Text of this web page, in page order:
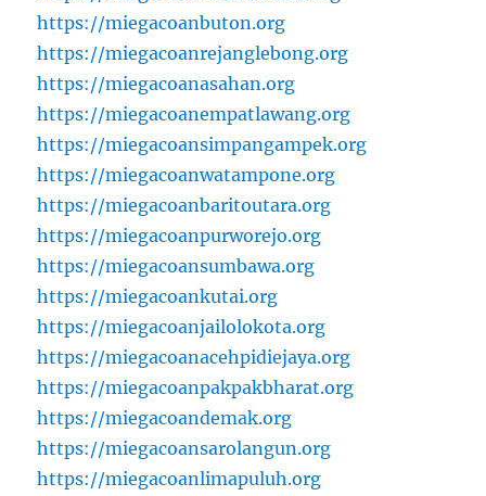
https://miegacoanbuton.org
https://miegacoanrejanglebong.org
https://miegacoanasahan.org
https://miegacoanempatlawang.org
https://miegacoansimpangampek.org
https://miegacoanwatampone.org
https://miegacoanbaritoutara.org
https://miegacoanpurworejo.org
https://miegacoansumbawa.org
https://miegacoankutai.org
https://miegacoanjailolokota.org
https://miegacoanacehpidiejaya.org
https://miegacoanpakpakbharat.org
https://miegacoandemak.org
https://miegacoansarolangun.org
https://miegacoanlimapuluh.org